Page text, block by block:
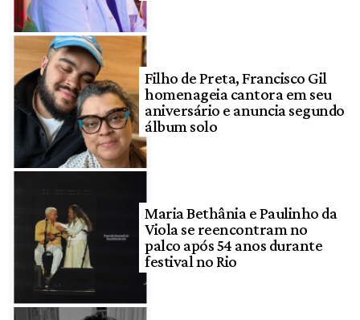
Filho de Preta, Francisco Gil
homenageia cantora em seu
aniversário e anuncia segundo
álbum solo
Maria Bethânia e Paulinho da
Viola se reencontram no
palco após 54 anos durante
festival no Rio